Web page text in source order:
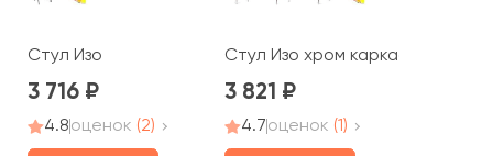
Стул Изо
3 716
4.8оценок (2)
Стул Изо хром каркас, пластик
3 821
4.7оценок (1)